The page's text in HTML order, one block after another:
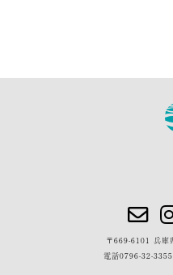
〒669-6101 兵庫
電話0796-32-3355